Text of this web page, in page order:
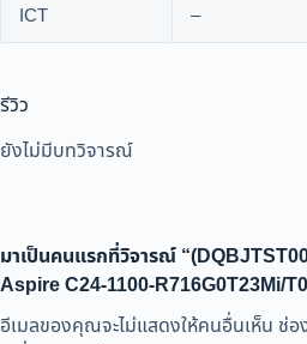
ICT
–
รีวิว
ยังไม่มีบทวิจารณ์
มาเป็นคนแรกที่วิจารณ์
Aspire C24-1100-R716G0T23Mi/
อีเมลของคุณจะไม่แสดงให้คนอื่นเห็น ช่อ